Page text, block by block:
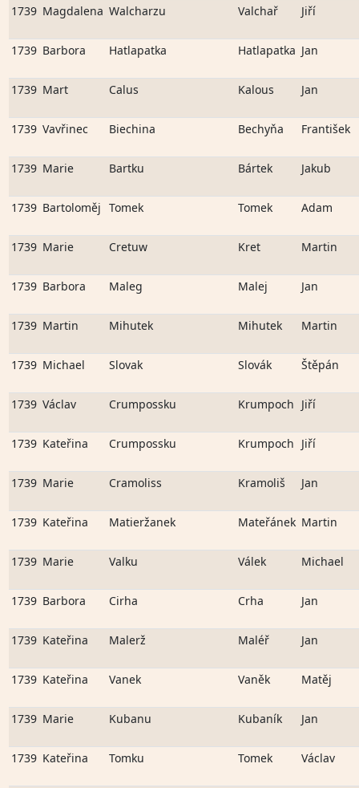
1739 Magdalena Walcharzu Valchař Jiří
1739 Barbora Hatlapatka Hatlapatka Jan
1739 Mart Calus Kalous Jan
1739 Vavřinec Biechina Bechyňa František
1739 Marie Bartku Bártek Jakub
1739 Bartoloměj Tomek Tomek Adam
1739 Marie Cretuw Kret Martin
1739 Barbora Maleg Malej Jan
1739 Martin Mihutek Mihutek Martin
1739 Michael Slovak Slovák Štěpán
1739 Václav Crumpossku Krumpoch Jiří
1739 Kateřina Crumpossku Krumpoch Jiří
1739 Marie Cramoliss Kramoliš Jan
1739 Kateřina Matieržanek Mateřánek Martin
1739 Marie Valku Válek Michael
1739 Barbora Cirha Crha Jan
1739 Kateřina Malerž Maléř Jan
1739 Kateřina Vanek Vaněk Matěj
1739 Marie Kubanu Kubaník Jan
1739 Kateřina Tomku Tomek Václav